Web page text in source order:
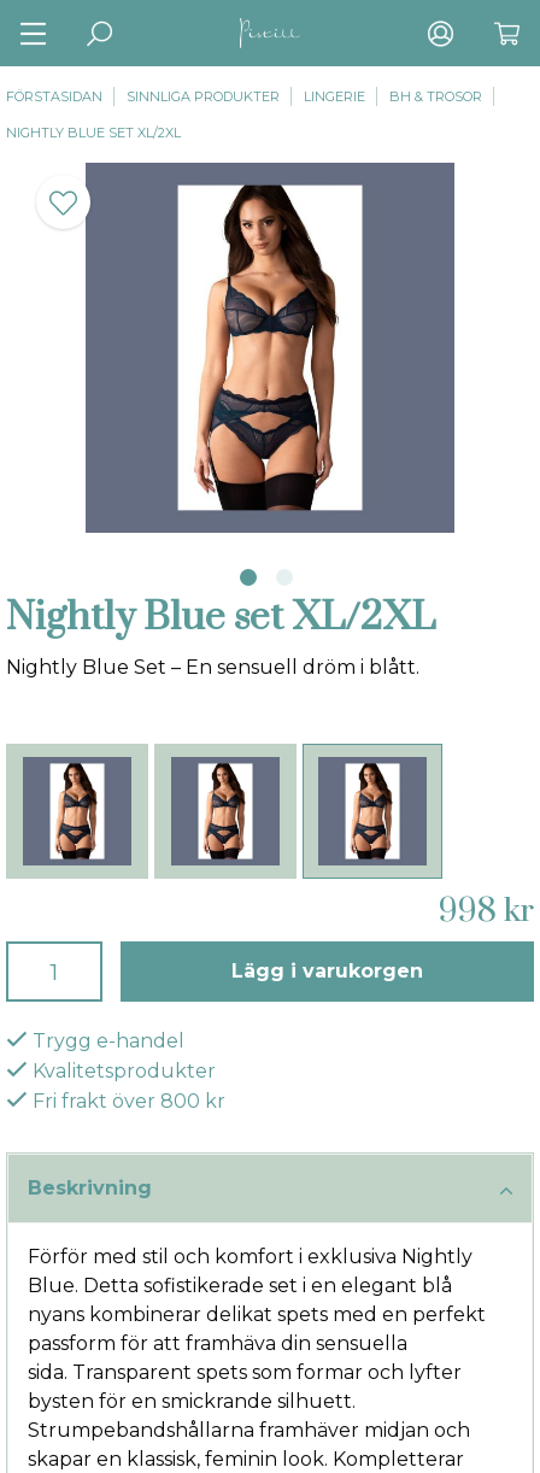
FÖRSTASIDAN SINNLIGA PRODUKTER LINGERIE BH & TROSOR
NIGHTLY BLUE SET XL/2XL
Nightly Blue set XL/2XL
Nightly Blue Set – En sensuell dröm i blått.
998 kr
Lägg i varukorgen
Trygg e-handel
Kvalitetsprodukter
Fri frakt över 800 kr
Beskrivning
Förför med stil och komfort i exklusiva Nightly
Blue. Detta sofistikerade set i en elegant blå
nyans kombinerar delikat spets med en perfekt
passform för att framhäva din sensuella
sida. Transparent spets som formar och lyfter
bysten för en smickrande silhuett.
Strumpebandshållarna framhäver midjan och
skapar en klassisk, feminin look. Kompletterar